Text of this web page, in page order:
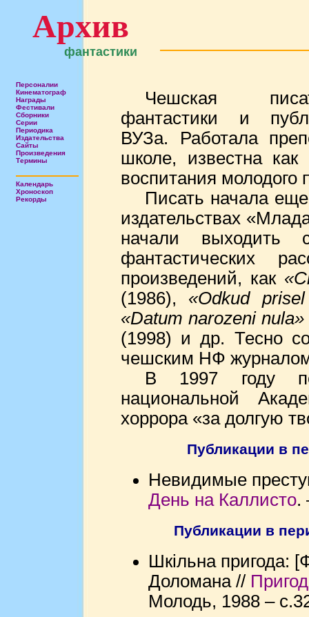
Архив
фантастики
Персоналии
Кинематограф
Награды
Фестивали
Сборники
Серии
Периодика
Издательства
Сайты
Произведения
Термины
Календарь
Хроноскоп
Рекорды
Чешская
фантастики и
ВУЗа. Работала
школе, известна
воспитания молодого
Писать начала
издательствах
начали выходить
фантастических
произведений, как
(1986), «Odkud
«Datum narozeni nula»
(1998) и др. Тесно
чешским НФ
В 1997 году
национальной
хоррора «за долгую
Публикации в
Невидимые
День на Каллисто.
Публикации в
Шкільна пригода:
Доломана //
Молодь, 1988 –